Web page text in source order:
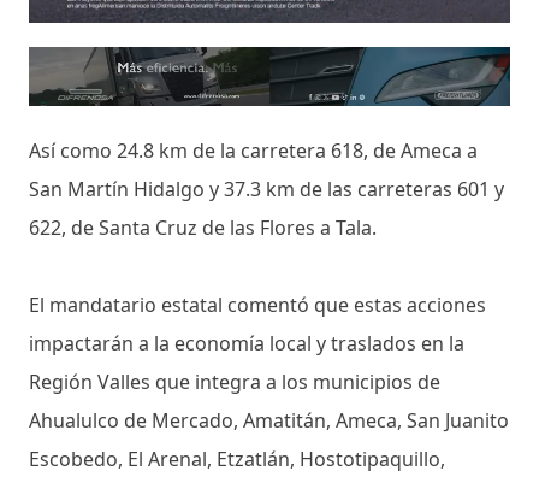
Así como 24.8 km de la carretera 618, de Ameca a
San Martín Hidalgo y 37.3 km de las carreteras 601 y
622, de Santa Cruz de las Flores a Tala.
El mandatario estatal comentó que estas acciones
impactarán a la economía local y traslados en la
Región Valles que integra a los municipios de
Ahualulco de Mercado, Amatitán, Ameca, San Juanito
Escobedo, El Arenal, Etzatlán, Hostotipaquillo,